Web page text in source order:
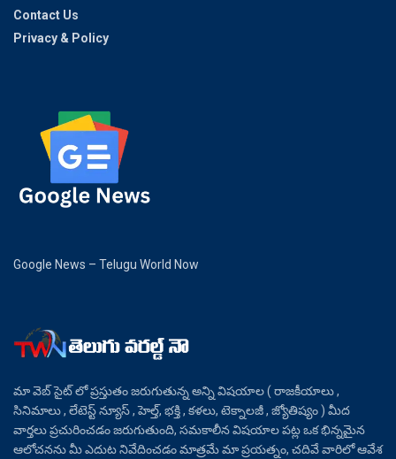
Contact Us
Privacy & Policy
Google News – Telugu World Now
మా వెబ్ సైట్ లో ప్రస్తుతం జరుగుతున్న అన్ని విషయాల ( రాజకీయాలు ,
సినిమాలు , లేటెస్ట్ న్యూస్ , హెల్త్, భక్తి , కళలు, టెక్నాలజీ , జ్యోతిష్యం ) మీద
వార్తలు ప్రచురించడం జరుగుతుంది, సమకాలీన విషయాల పట్ల ఒక భిన్నమైన
ఆలోచనను మీ ఎదుట నివేదించడం మాత్రమే మా ప్రయత్నం, చదివే వారిలో ఆవేశ